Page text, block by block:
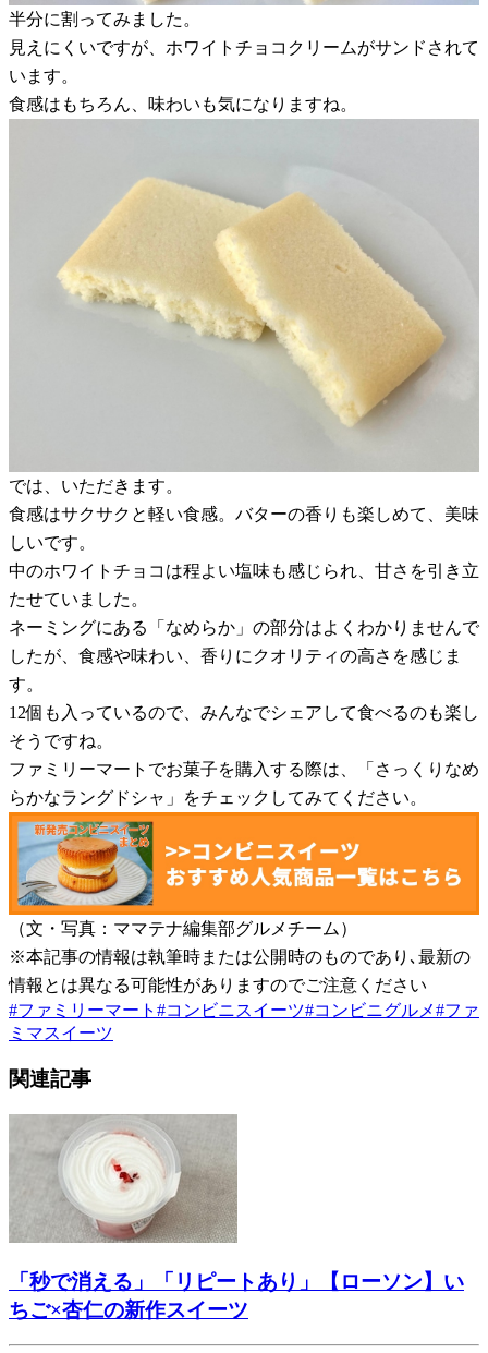
半分に割ってみました。
見えにくいですが、ホワイトチョコクリームがサンドされて
います。
食感はもちろん、味わいも気になりますね。
では、いただきます。
食感はサクサクと軽い食感。バターの香りも楽しめて、美味
しいです。
中のホワイトチョコは程よい塩味も感じられ、甘さを引き立
たせていました。
ネーミングにある「なめらか」の部分はよくわかりませんで
したが、食感や味わい、香りにクオリティの高さを感じま
す。
12個も入っているので、みんなでシェアして食べるのも楽し
そうですね。
ファミリーマートでお菓子を購入する際は、「さっくりなめ
らかなラングドシャ」をチェックしてみてください。
（文・写真：ママテナ編集部グルメチーム）
※本記事の情報は執筆時または公開時のものであり､最新の
情報とは異なる可能性がありますのでご注意ください
#ファミリーマート #コンビニスイーツ#コンビニグルメ#ファ
ミマスイーツ
関連記事
「秒で消える」「リピートあり」【ローソン】い
ちご×杏仁の新作スイーツ